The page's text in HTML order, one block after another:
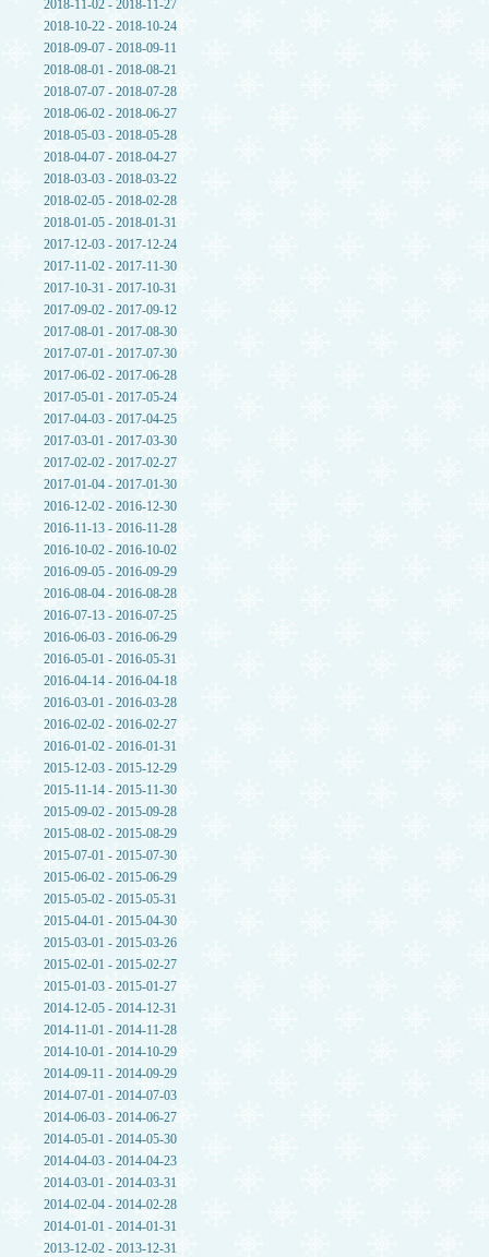
2018-11-02 - 2018-11-27
2018-10-22 - 2018-10-24
2018-09-07 - 2018-09-11
2018-08-01 - 2018-08-21
2018-07-07 - 2018-07-28
2018-06-02 - 2018-06-27
2018-05-03 - 2018-05-28
2018-04-07 - 2018-04-27
2018-03-03 - 2018-03-22
2018-02-05 - 2018-02-28
2018-01-05 - 2018-01-31
2017-12-03 - 2017-12-24
2017-11-02 - 2017-11-30
2017-10-31 - 2017-10-31
2017-09-02 - 2017-09-12
2017-08-01 - 2017-08-30
2017-07-01 - 2017-07-30
2017-06-02 - 2017-06-28
2017-05-01 - 2017-05-24
2017-04-03 - 2017-04-25
2017-03-01 - 2017-03-30
2017-02-02 - 2017-02-27
2017-01-04 - 2017-01-30
2016-12-02 - 2016-12-30
2016-11-13 - 2016-11-28
2016-10-02 - 2016-10-02
2016-09-05 - 2016-09-29
2016-08-04 - 2016-08-28
2016-07-13 - 2016-07-25
2016-06-03 - 2016-06-29
2016-05-01 - 2016-05-31
2016-04-14 - 2016-04-18
2016-03-01 - 2016-03-28
2016-02-02 - 2016-02-27
2016-01-02 - 2016-01-31
2015-12-03 - 2015-12-29
2015-11-14 - 2015-11-30
2015-09-02 - 2015-09-28
2015-08-02 - 2015-08-29
2015-07-01 - 2015-07-30
2015-06-02 - 2015-06-29
2015-05-02 - 2015-05-31
2015-04-01 - 2015-04-30
2015-03-01 - 2015-03-26
2015-02-01 - 2015-02-27
2015-01-03 - 2015-01-27
2014-12-05 - 2014-12-31
2014-11-01 - 2014-11-28
2014-10-01 - 2014-10-29
2014-09-11 - 2014-09-29
2014-07-01 - 2014-07-03
2014-06-03 - 2014-06-27
2014-05-01 - 2014-05-30
2014-04-03 - 2014-04-23
2014-03-01 - 2014-03-31
2014-02-04 - 2014-02-28
2014-01-01 - 2014-01-31
2013-12-02 - 2013-12-31